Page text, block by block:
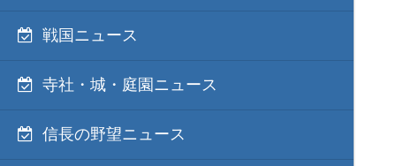
戦国ニュース
寺社・城・庭園ニュース
信長の野望ニュース